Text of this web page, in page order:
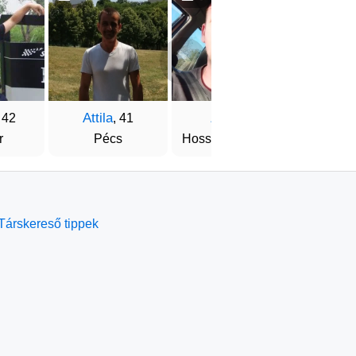
42
Attila, 41
Pécs
Zoli
Hosszúpereszteg
tippek